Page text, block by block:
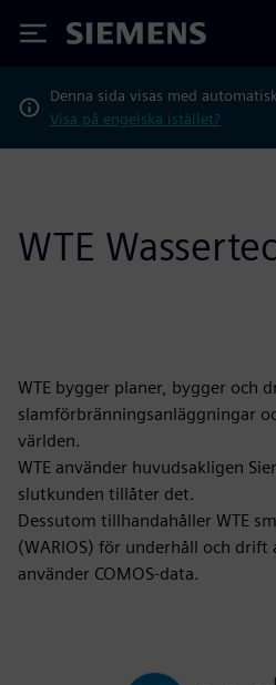
Siemens
Denna sida visas med
Visa på engelska istället?
WTE
WTE bygger planer, bygger och
slamförbränningsanläggningar
världen.
WTE använder huvudsakligen
slutkunden tillåter det.
Dessutom tillhandahåller WTE
(WARIOS) för underhåll och drift
använder COMOS-data.